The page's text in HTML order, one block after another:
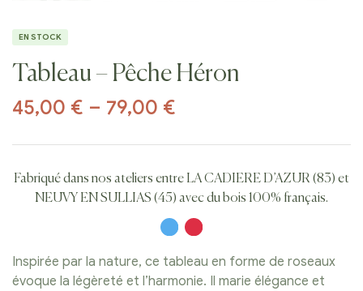
EN STOCK
Tableau – Pêche Héron
45,00 € – 79,00 €
Fabriqué dans nos ateliers entre LA CADIERE D’AZUR (83) et
NEUVY EN SULLIAS (45) avec du bois 100% français.
Inspirée par la nature, ce tableau en forme de roseaux
évoque la légèreté et l’harmonie. Il marie élégance et